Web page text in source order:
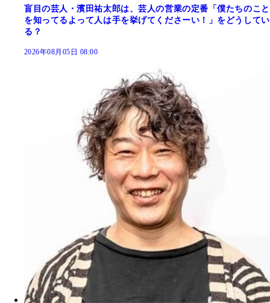
盲目の芸人・濱田祐太郎は、芸人の営業の定番「僕たちのこと
を知ってるよって人は手を挙げてくださーい！」をどうしてい
る？
2026年08月05日 08:00